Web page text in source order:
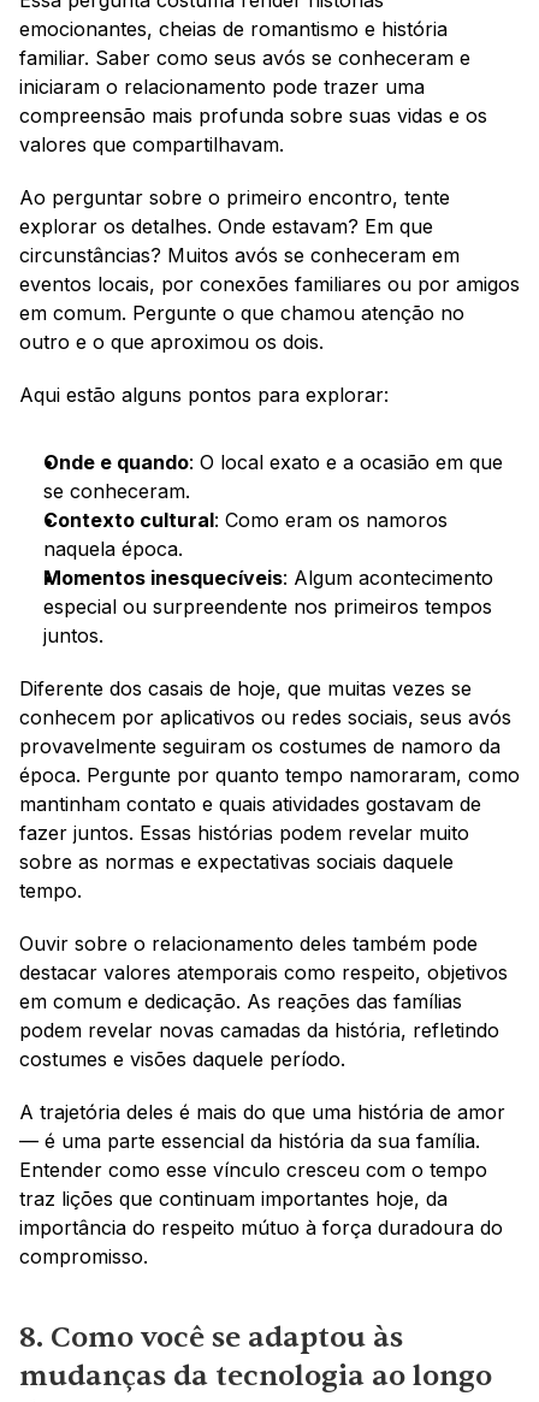
emocionantes, cheias de romantismo e história
familiar. Saber como seus avós se conheceram e
iniciaram o relacionamento pode trazer uma
compreensão mais profunda sobre suas vidas e os
valores que compartilhavam.
Ao perguntar sobre o primeiro encontro, tente
explorar os detalhes. Onde estavam? Em que
circunstâncias? Muitos avós se conheceram em
eventos locais, por conexões familiares ou por amigos
em comum. Pergunte o que chamou atenção no
outro e o que aproximou os dois.
Aqui estão alguns pontos para explorar:
Onde e quando: O local exato e a ocasião em que
se conheceram.
Contexto cultural: Como eram os namoros
naquela época.
Momentos inesquecíveis: Algum acontecimento
especial ou surpreendente nos primeiros tempos
juntos.
Diferente dos casais de hoje, que muitas vezes se
conhecem por aplicativos ou redes sociais, seus avós
provavelmente seguiram os costumes de namoro da
época. Pergunte por quanto tempo namoraram, como
mantinham contato e quais atividades gostavam de
fazer juntos. Essas histórias podem revelar muito
sobre as normas e expectativas sociais daquele
tempo.
Ouvir sobre o relacionamento deles também pode
destacar valores atemporais como respeito, objetivos
em comum e dedicação. As reações das famílias
podem revelar novas camadas da história, refletindo
costumes e visões daquele período.
A trajetória deles é mais do que uma história de amor
— é uma parte essencial da história da sua família.
Entender como esse vínculo cresceu com o tempo
traz lições que continuam importantes hoje, da
importância do respeito mútuo à força duradoura do
compromisso.
8. Como você se adaptou às
mudanças da tecnologia ao longo